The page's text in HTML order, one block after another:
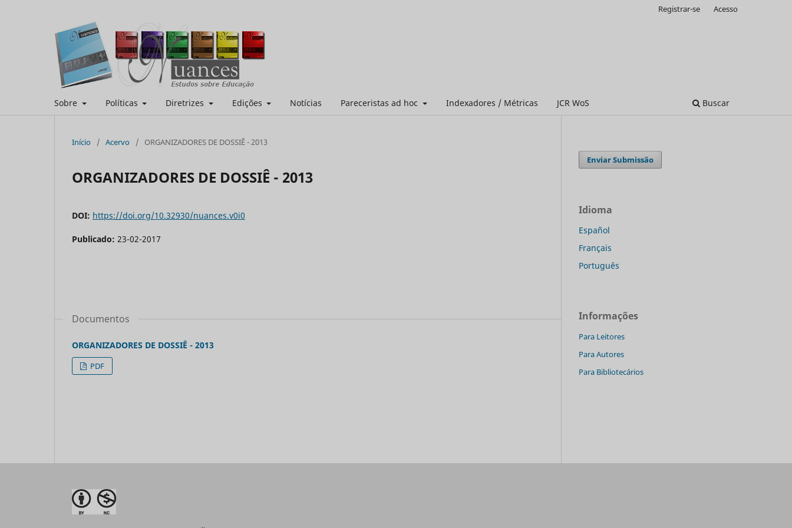
Sobre Políticas Diretrizes Edições Notícias Pareceristas ad hoc Indexadores / Métricas JCR WoS Buscar
Registrar-se Acesso
Início / Acervo / ORGANIZADORES DE DOSSIÊ - 2013
ORGANIZADORES DE DOSSIÊ - 2013
DOI: https://doi.org/10.32930/nuances.v0i0
Publicado: 23-02-2017
Documentos
ORGANIZADORES DE DOSSIÊ - 2013
PDF
Enviar Submissão
Idioma
Español
Français
Português
Informações
Para Leitores
Para Autores
Para Bibliotecários